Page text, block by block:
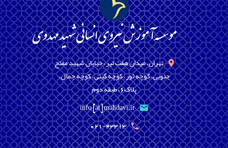
تهران، میدان هفت تیر، خیابان شهید مفتح
جنوبی، کوچه تور، کوچه گیتی، کوچه جمال،
پلاک6، طبقه دوم
info [at] mahdavi.ir
021-43313